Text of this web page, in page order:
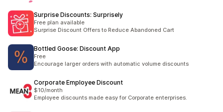
Surprise Discounts: Surprisely
Free plan available
Surprise Discount Offers to Reduce Abandoned Cart
Bottled Goose: Discount App
Free
Encourage larger orders with automatic volume discounts
Corporate Employee Discount
$10/month
Employee discounts made easy for Corporate enterprises.